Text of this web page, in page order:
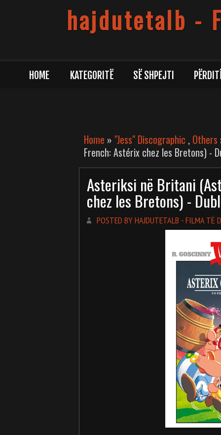
hajdutetalb -
HOME KATEGORITË SË SHPEJTI
Home » "Jess" Discographic , Others
French: Astérix chez les Bretons) -
Asteriksi në Britani
chez les Bretons) -
POSTED BY HAJDUTETALB - FILMA TË